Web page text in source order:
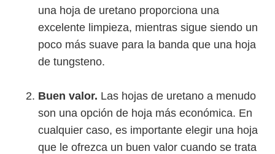
una hoja de uretano proporciona una
excelente limpieza, mientras sigue siendo un
poco más suave para la banda que una hoja
de tungsteno.
Buen valor. Las hojas de uretano a menudo
son una opción de hoja más económica. En
cualquier caso, es importante elegir una hoja
que le ofrezca un buen valor cuando se trata